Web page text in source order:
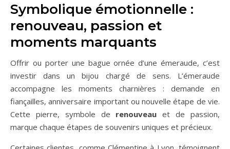
Symbolique émotionnelle :
renouveau, passion et
moments marquants
Offrir ou porter une bague ornée d’une émeraude, c’est
investir dans un bijou chargé de sens. L’émeraude
accompagne les moments charnières : demande en
fiançailles, anniversaire important ou nouvelle étape de vie.
Cette pierre, symbole de renouveau et de passion,
marque chaque étapes de souvenirs uniques et précieux.